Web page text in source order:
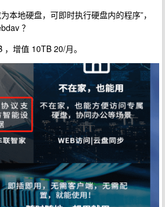
本地硬盘，可即时执行硬盘内的程序”，
？
增值 10TB 20/月。